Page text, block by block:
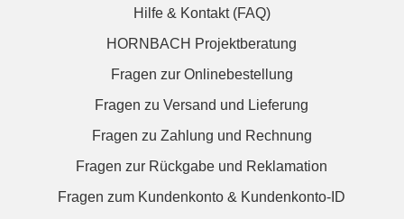
Hilfe & Kontakt (FAQ)
HORNBACH Projektberatung
Fragen zur Onlinebestellung
Fragen zu Versand und Lieferung
Fragen zu Zahlung und Rechnung
Fragen zur Rückgabe und Reklamation
Fragen zum Kundenkonto & Kundenkonto-ID